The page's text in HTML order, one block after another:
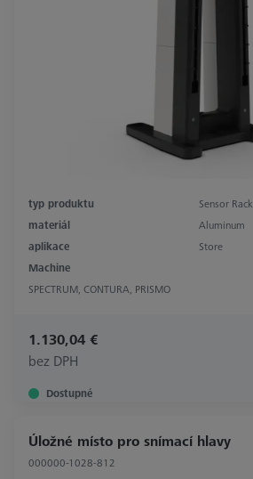
typ produktu
Sensor Rack
materiál
Aluminum
aplikace
Store
Machine
SPECTRUM, CONTURA, PRISMO
1.130,04 €
bez DPH
Dostupné
Úložné místo pro snímací hlavy
000000-1028-812